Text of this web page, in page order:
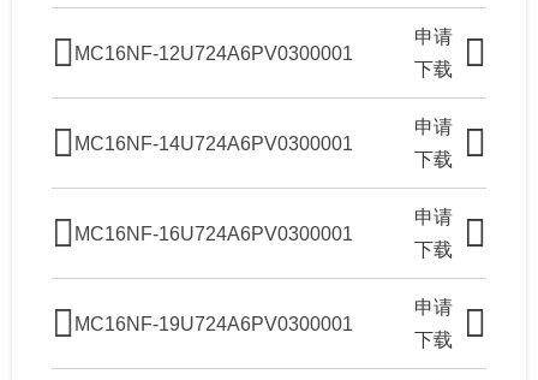
MC16NF-12U724A6PV0300001
申请
下载
MC16NF-14U724A6PV0300001
申请
下载
MC16NF-16U724A6PV0300001
申请
下载
MC16NF-19U724A6PV0300001
申请
下载